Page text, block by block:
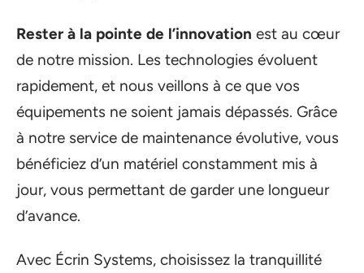
Rester à la pointe de l’innovation est au cœur
de notre mission. Les technologies évoluent
rapidement, et nous veillons à ce que vos
équipements ne soient jamais dépassés. Grâce
à notre service de maintenance évolutive, vous
bénéficiez d’un matériel constamment mis à
jour, vous permettant de garder une longueur
d’avance.
Avec Écrin Systems, choisissez la tranquillité